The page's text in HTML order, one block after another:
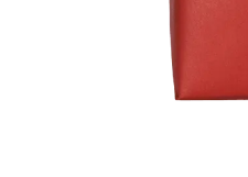
Zito Caffè
Bialetti
Sandeme Cosmetici